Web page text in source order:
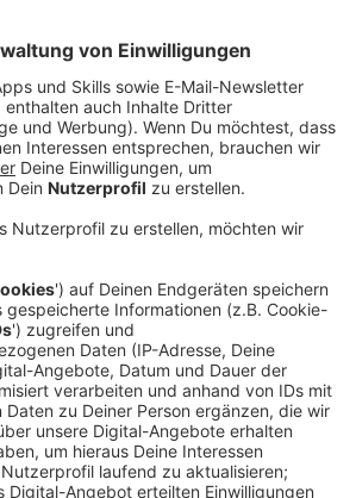
Scherbenhaufen und die
und wieder auf die Beine kommen.
als Privatdetektivin zu
Idee.
Apple TV+